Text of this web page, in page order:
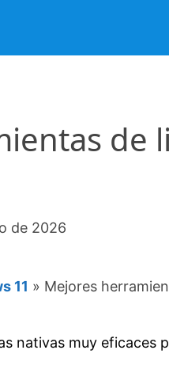
de
de 2026
11 » Mejores
nativas muy eficaces